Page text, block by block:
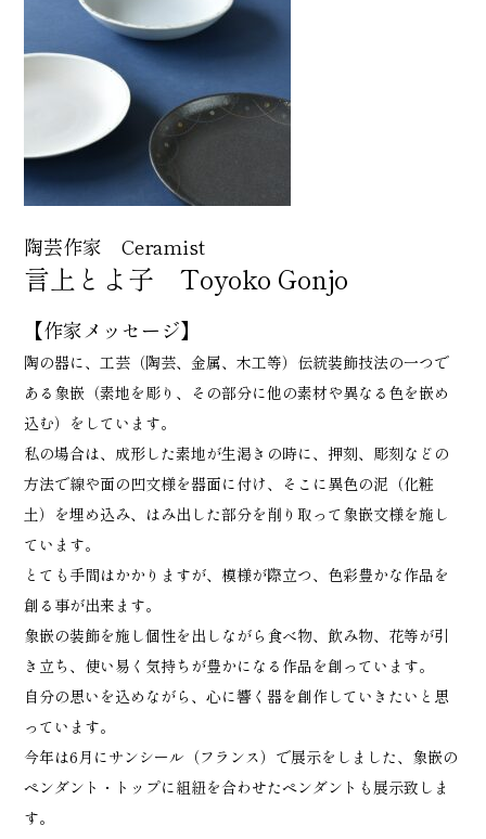
陶芸作家 Ceramist
言上とよ子 Toyoko Gonjo
【作家メッセージ】
陶の器に、工芸（陶芸、金属、木工等）伝統装飾技法の一つで
ある象嵌（素地を彫り、その部分に他の素材や異なる色を嵌め
込む）をしています。
私の場合は、成形した素地が生渇きの時に、押刻、彫刻などの
方法で線や面の凹文様を器面に付け、そこに異色の泥（化粧
土）を埋め込み、はみ出した部分を削り取って象嵌文様を施し
ています。
とても手間はかかりますが、模様が際立つ、色彩豊かな作品を
創る事が出来ます。
象嵌の装飾を施し個性を出しながら食べ物、飲み物、花等が引
き立ち、使い易く気持ちが豊かになる作品を創っています。
自分の思いを込めながら、心に響く器を創作していきたいと思
っています。
今年は6月にサンシール（フランス）で展示をしました、象嵌の
ペンダント・トップに組紐を合わせたペンダントも展示致しま
す。